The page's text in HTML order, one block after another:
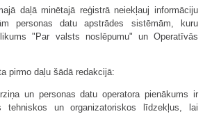
daļā minētajā reģistrā neiekļauj informāciju
personas datu apstrādes sistēmām, kuru
"Par valsts noslēpumu" un Operatīvās
pirmo daļu šādā redakcijā:
un personas datu operatora pienākums ir
tehniskos un organizatoriskos līdzekļus, lai